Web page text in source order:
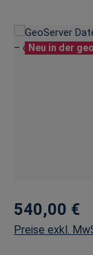
Bildergalerie
Neu in der
540,00 €
Preise exkl.